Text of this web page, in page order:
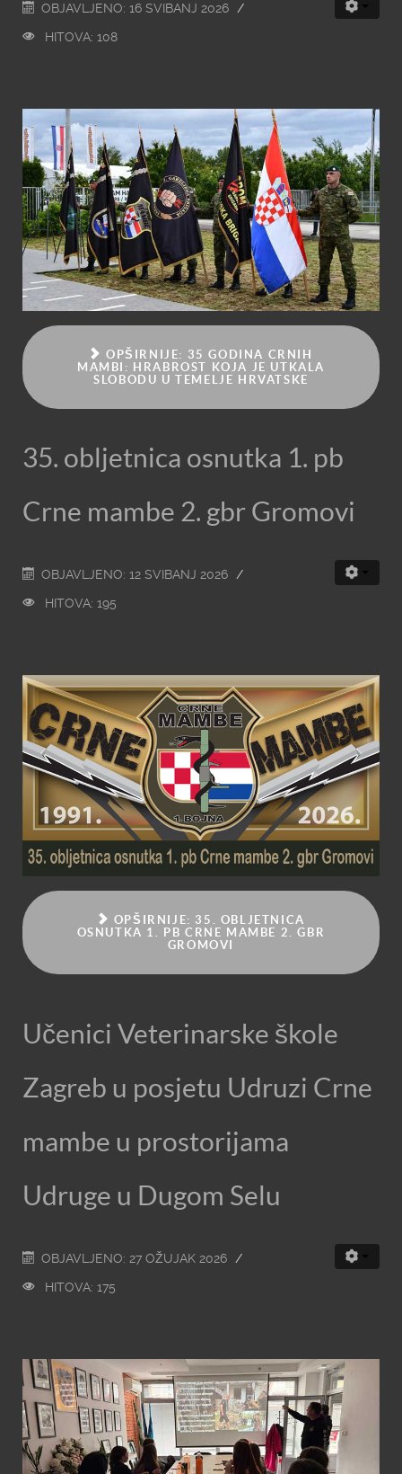
OBJAVLJENO: 16 SVIBANJ 2026
HITOVA: 108
OPŠIRNIJE: 35 GODINA CRNIH
MAMBI: HRABROST KOJA JE UTKALA
SLOBODU U TEMELJE HRVATSKE
35. obljetnica osnutka 1. pb
Crne mambe 2. gbr Gromovi
OBJAVLJENO: 12 SVIBANJ 2026
HITOVA: 195
OPŠIRNIJE: 35. OBLJETNICA
OSNUTKA 1. PB CRNE MAMBE 2. GBR
GROMOVI
Učenici Veterinarske škole
Zagreb u posjetu Udruzi Crne
mambe u prostorijama
Udruge u Dugom Selu
OBJAVLJENO: 27 OŽUJAK 2026
HITOVA: 175